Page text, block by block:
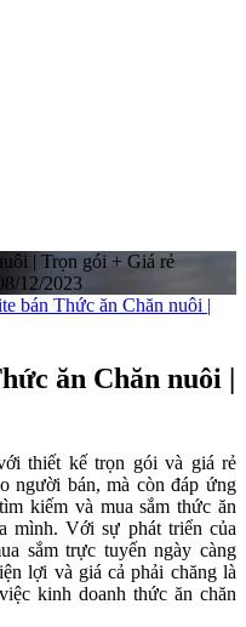
| Trọn gói + Giá rẻ
12/2023
bán Thức ăn Chăn nuôi |
ăn Chăn nuôi |
thiết kế trọn gói và giá rẻ
người bán, mà còn đáp ứng
kiếm và mua sắm thức ăn
mình. Với sự phát triển của
sắm trực tuyến ngày càng
lợi và giá cả phải chăng là
kinh doanh thức ăn chăn